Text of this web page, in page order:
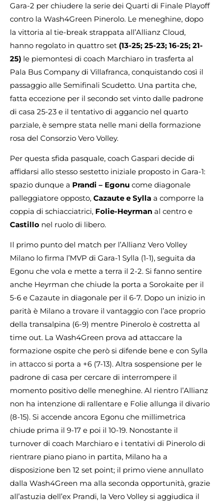
Gara-2 per chiudere la serie dei Quarti di Finale Playoff
contro la Wash4Green Pinerolo. Le meneghine, dopo
la vittoria al tie-break strappata all’Allianz Cloud,
hanno regolato in quattro set (13-25; 25-23; 16-25; 21-
25) le piemontesi di coach Marchiaro in trasferta al
Pala Bus Company di Villafranca, conquistando così il
passaggio alle Semifinali Scudetto. Una partita che,
fatta eccezione per il secondo set vinto dalle padrone
di casa 25-23 e il tentativo di aggancio nel quarto
parziale, è sempre stata nelle mani della formazione
rosa del Consorzio Vero Volley.
Per questa sfida pasquale, coach Gaspari decide di
affidarsi allo stesso sestetto iniziale proposto in Gara-1:
spazio dunque a Prandi – Egonu come diagonale
palleggiatore opposto, Cazaute e Sylla a comporre la
coppia di schiacciatrici, Folie-Heyrman al centro e
Castillo nel ruolo di libero.
Il primo punto del match per l’Allianz Vero Volley
Milano lo firma l’MVP di Gara-1 Sylla (1-1), seguita da
Egonu che vola e mette a terra il 2-2. Si fanno sentire
anche Heyrman che chiude la porta a Sorokaite per il
5-6 e Cazaute in diagonale per il 6-7. Dopo un inizio in
parità è Milano a trovare il vantaggio con l’ace proprio
della transalpina (6-9) mentre Pinerolo è costretta al
time out. La Wash4Green prova ad attaccare la
formazione ospite che però si difende bene e con Sylla
in attacco si porta a +6 (7-13). Altra sospensione per le
padrone di casa per cercare di interrompere il
momento positivo delle meneghine. Al rientro l’Allianz
non ha intenzione di rallentare e Folie allunga il divario
(8-15). Si accende ancora Egonu che millimetrica
chiude prima il 9-17 e poi il 10-19. Nonostante il
turnover di coach Marchiaro e i tentativi di Pinerolo di
rientrare piano piano in partita, Milano ha a
disposizione ben 12 set point; il primo viene annullato
dalla Wash4Green ma alla seconda opportunità, grazie
all’astuzia dell’ex Prandi, la Vero Volley si aggiudica il